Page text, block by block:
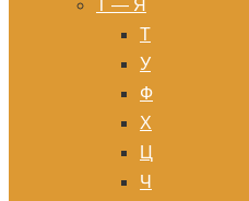
Т — Я
Т
У
Ф
Х
Ц
Ч